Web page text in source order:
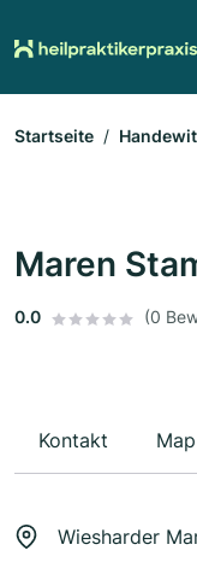
Startseite
Maren
0.0 (0
Kontakt Map
Wiesharder